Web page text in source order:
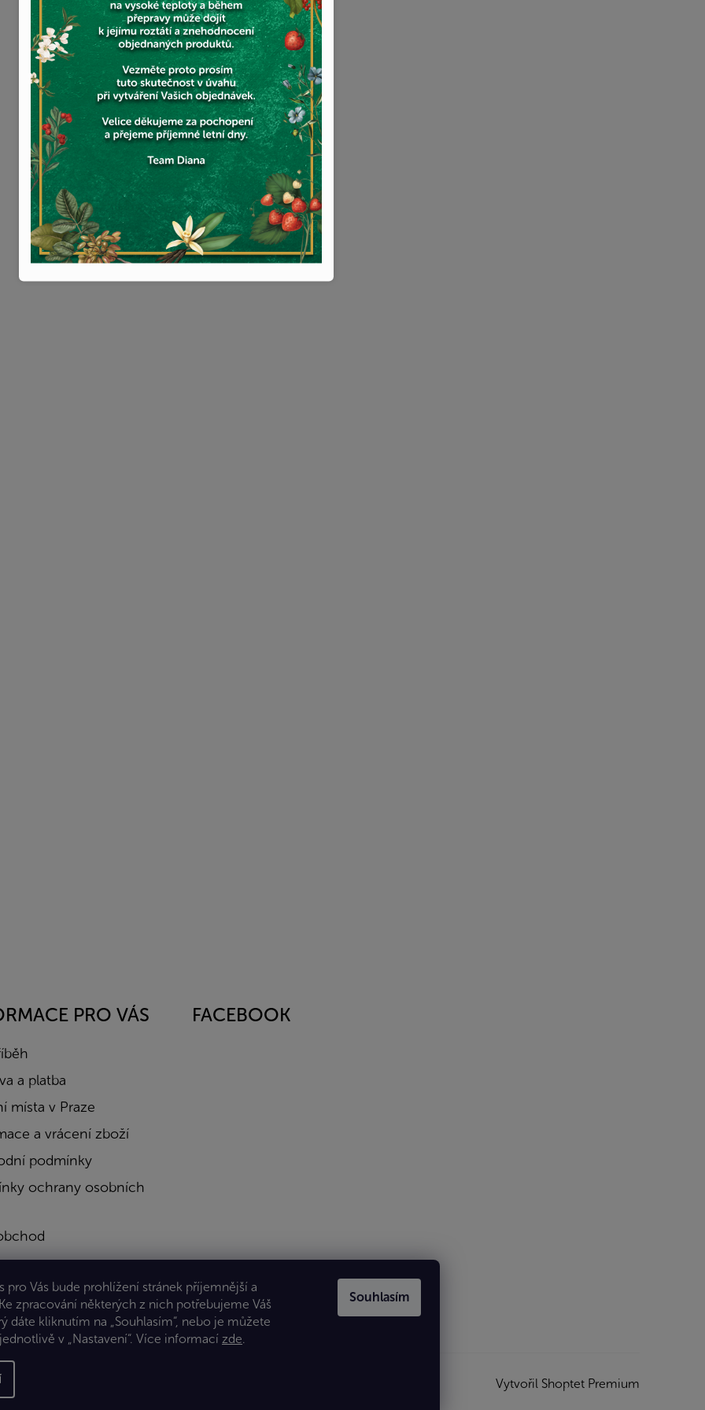
pro Vás bude prohlížení stránek příjemnější a
zpracování některých z nich potřebujeme Váš
dáte kliknutím na „Souhlasím“, nebo je můžete
v „Nastavení“. Více informací zde.
Souhlasím
PRO VÁS
a platba
místa v Praze
a vrácení zboží
podmínky
ochrany osobních
FACEBOOK
Vytvořil Shoptet Premium
práva vyhrazena.